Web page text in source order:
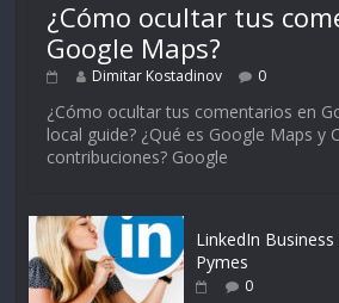
¿Cómo ocultar tus
Google Maps?
Dimitar Kostadinov 0
¿Cómo ocultar tus comentarios en
local guide? ¿Qué es Google Maps y
contribuciones? Google
LinkedIn
Pymes
0